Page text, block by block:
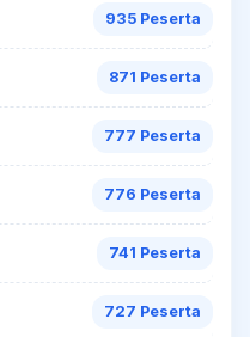
935 Peserta
871 Peserta
777 Peserta
776 Peserta
741 Peserta
727 Peserta